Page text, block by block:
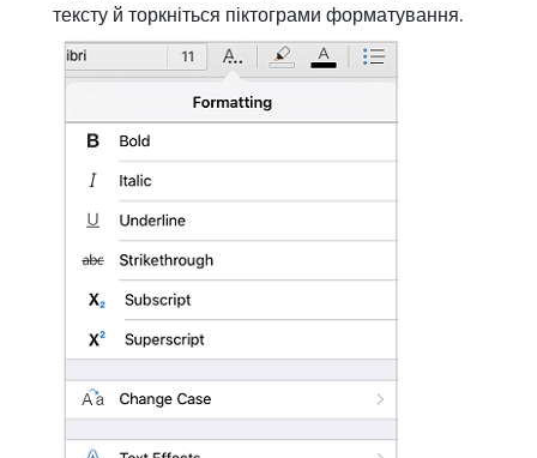
тексту й торкніться піктограми форматування.